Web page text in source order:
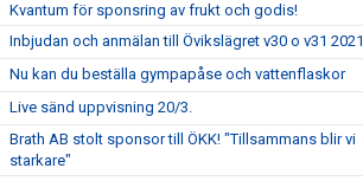
Kvantum för sponsring av frukt och godis!
Inbjudan och anmälan till Övikslägret v30 o v31 2021
Nu kan du beställa gympapåse och vattenflaskor
Live sänd uppvisning 20/3.
Brath AB stolt sponsor till ÖKK! "Tillsammans blir vi
starkare"